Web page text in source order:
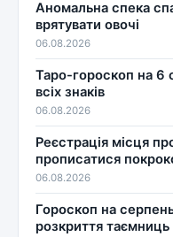
Аномальна спека
врятувати овочі
06.08.2026
Таро-гороскоп на 6
всіх знаків
06.08.2026
Реєстрація місця
прописатися
06.08.2026
Гороскоп на
розкриття таємниць